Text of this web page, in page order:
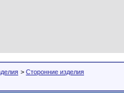
> Сторонние изделия